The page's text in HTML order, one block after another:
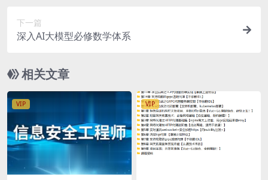
下一篇
深入AI大模型必修数学体系
相关文章
VIP VIP